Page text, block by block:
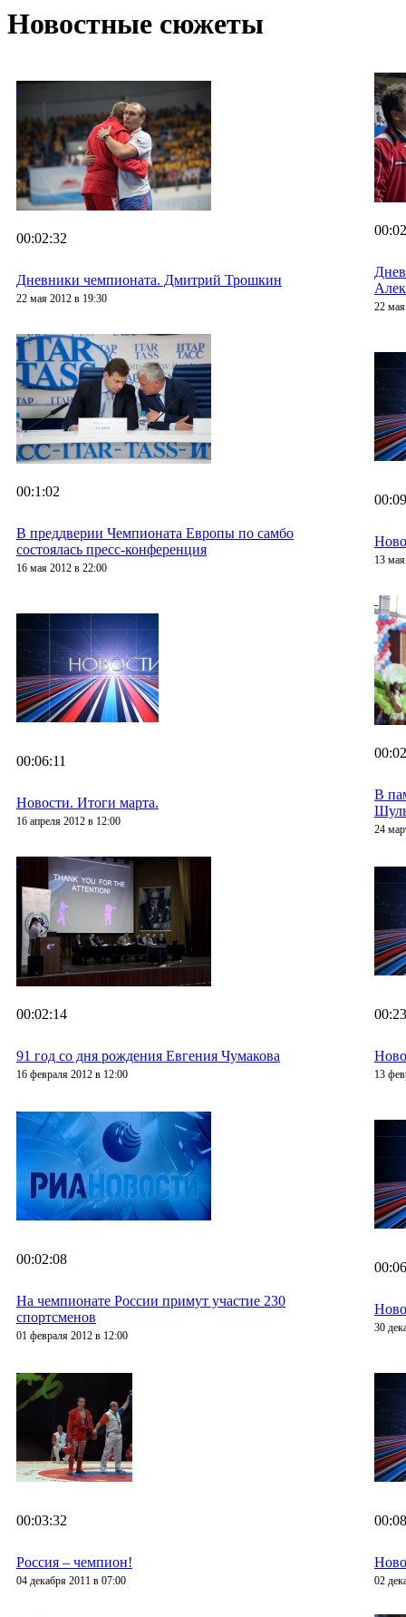
Новостные сюжеты
00:02:32
Дневники чемпионата. Дмитрий Трошкин
22 мая 2012 в 19:30
22
00:1:02
В преддверии Чемпионата Европы по самбо
состоялась пресс-конференция
16 мая 2012 в 22:00
13
00:06:11
Новости. Итоги марта.
16 апреля 2012 в 12:00
В
24
00:02:14
91 год со дня рождения Евгения Чумакова
16 февраля 2012 в 12:00 13
00:02:08
На чемпионате России примут участие 230
спортсменов
01 февраля 2012 в 12:00
30
00:03:32
Россия – чемпион!
04 декабря 2011 в 07:00 02